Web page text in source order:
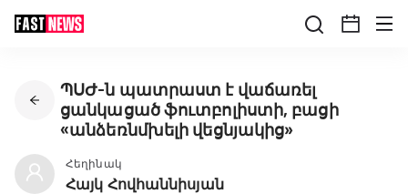
ՊՍԺ-ն պատրաստ է վաճառել
ցանկացած ֆուտբոլիստի, բացի
«անձեռնմխելի վեցնյակից»
Հեղինակ
Հայկ Հովհաննիսյան